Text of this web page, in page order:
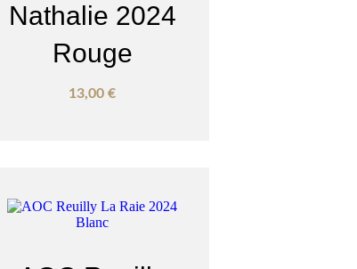
Nathalie 2024
Rouge
13,00€